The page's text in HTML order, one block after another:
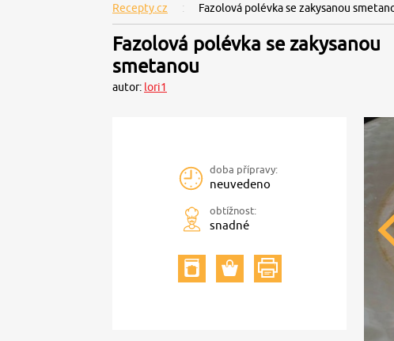
Recepty.cz Fazolová polévka se zakysanou
Fazolová polévka se zakysanou
smetanou
autor: lori1
doba přípravy:
neuvedeno
obtížnost:
snadné